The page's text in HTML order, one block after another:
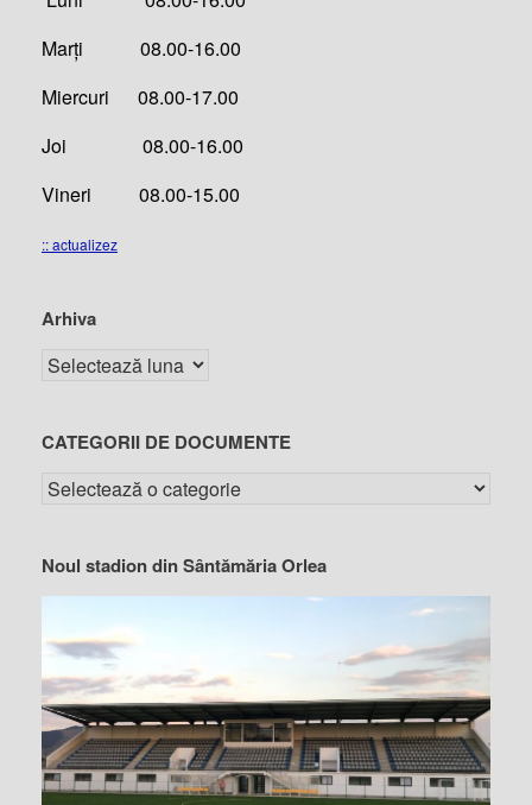
Marți 08.00-16.00
Miercuri 08.00-17.00
Joi 08.00-16.00
Vineri 08.00-15.00
:: actualizez
Arhiva
CATEGORII DE DOCUMENTE
Noul stadion din Sântămăria Orlea